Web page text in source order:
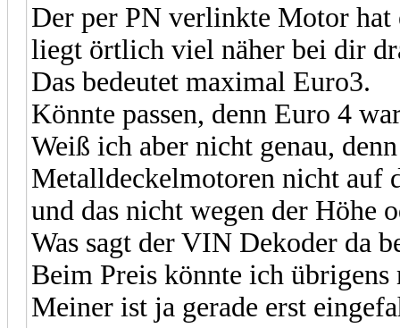
Der per PN verlinkte Motor
liegt örtlich viel näher bei dir
Das bedeutet maximal Euro3.
Könnte passen, denn Euro 4
Weiß ich aber nicht genau,
Metalldeckelmotoren nicht auf
und das nicht wegen der Höhe
Was sagt der VIN Dekoder da
Beim Preis könnte ich
Meiner ist ja gerade erst